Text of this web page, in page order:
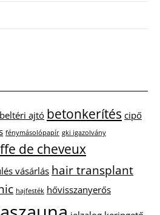
beltéri ajtó betonkerítés cipő
fénymásolópapír gki igazolvány
de cheveux
vásárlás hair transplant
hajfesték hővisszanyerős